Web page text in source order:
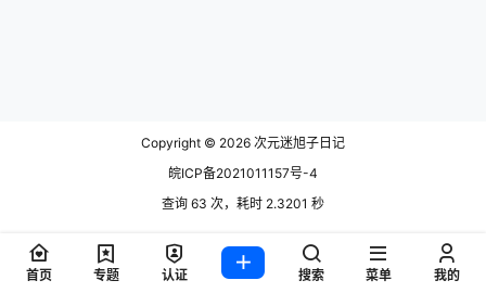
Copyright © 2026 次元迷旭子日记
皖ICP备2021011157号-4
查询 63 次，耗时 2.3201 秒
首页 专题 认证 搜索 菜单 我的